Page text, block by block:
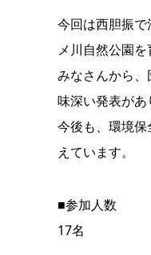
今回は西胆振
メ川自然公園
みなさんから
味深い発表があ
今後も、環境
えています。
■参加人数
17名